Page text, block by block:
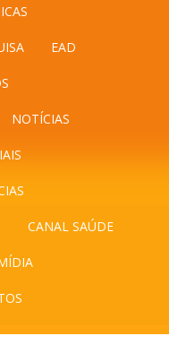
EAD
NOTÍCIAS
CANAL SAÚDE